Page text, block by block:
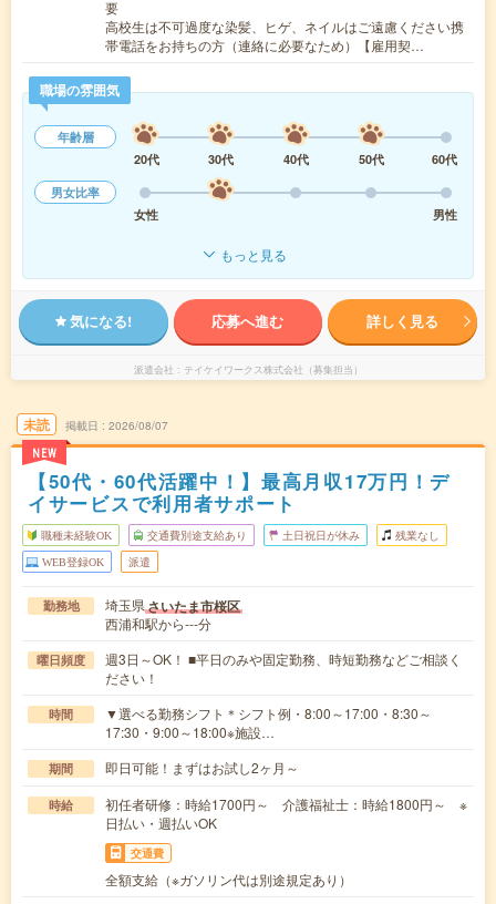
要
高校生は不可過度な染髪、ヒゲ、ネイルはご遠慮ください携
帯電話をお持ちの方（連絡に必要なため）【雇用契…
職場の雰囲気
年齢層
20代
30代 40代 50代
60代
男女比率
女性
男性
もっと見る
気になる! 応募へ進む 詳しく見る
派遣会社 テイケイワークス株式会社（募集担当）
未読
NEW
掲載日 2026/08/07
【50代・60代活躍中！】最高月収17万円！デ
イサービスで利用者サポート
職種未経験OK 交通費別途支給あり 土日祝日が休み 残業なし
WEB登録OK 派遣
勤務地 埼玉県さいたま市桜区
西浦和駅から---分
曜日頻度
週3日～OK！ ■平日のみや固定勤務、時短勤務などご相談く
ださい！
時間
▼選べる勤務シフト＊シフト例・8:00～17:00・8:30～
17:30・9:00～18:00※施設…
期間 即日可能！まずはお試し2ヶ月～
時給
初任者研修：時給1700円～ 介護福祉士：時給1800円～ ※
日払い・週払いOK
交通費
全額支給（※ガソリン代は別途規定あり）